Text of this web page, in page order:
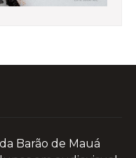
Barão de Mauá